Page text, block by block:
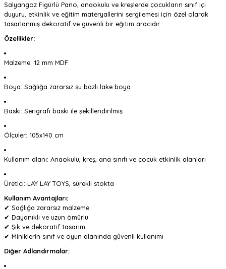
Salyangoz Figürlü Pano, anaokulu ve kreşlerde çocukların sınıf içi
duyuru, etkinlik ve eğitim materyallerini sergilemesi için özel olarak
tasarlanmış dekoratif ve güvenli bir eğitim aracıdır.
Özellikler:
Malzeme: 12 mm MDF
Boya: Sağlığa zararsız su bazlı lake boya
Baskı: Serigrafi baskı ile şekillendirilmiş
Ölçüler: 105x140 cm
Kullanım alanı: Anaokulu, kreş, ana sınıfı ve çocuk etkinlik alanları
Üretici: LAY LAY TOYS, sürekli stokta
Kullanım Avantajları:
✔ Sağlığa zararsız malzeme
✔ Dayanıklı ve uzun ömürlü
✔ Şık ve dekoratif tasarım
✔ Miniklerin sınıf ve oyun alanında güvenli kullanımı
Diğer Adlandırmalar: